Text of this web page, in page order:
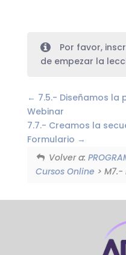
Por favor,
de empezar la
7.5.- Diseñamos la
Webinar
7.7.- Creamos la
Formulario
Volver a:
Cursos Online > M7.-